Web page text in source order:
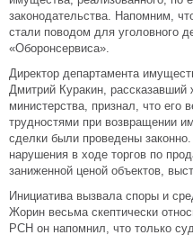
законодательства. Напомним,
стали поводом для уголовного
«Оборонсервиса».
Директор департамента
Дмитрий Куракин,
министерства, признал, что его
трудностями при возвращении
сделки были проведены
нарушения в ходе торгов по
заниженной ценой объектов,
Инициатива вызвала споры и
Жорин весьма скептически
РСН он напомнил, что только